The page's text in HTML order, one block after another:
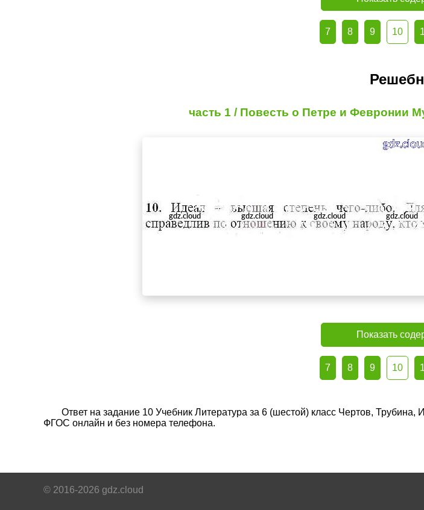
7 8 9 10
часть 1 / Повесть о Петре и Февронии
Показать
7 8 9 10
Ответ на задание 10 Учебник Литература за 6 (шестой) класс Чертов,
ФГОС онлайн и без номера телефона.
© 2016-2026 gdz.cloud